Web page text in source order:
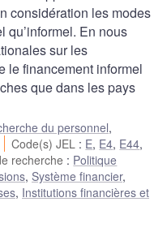
considération les modes
qu’informel. En nous
sur les
le financement informel
que dans les pays
du personnel,
Code(s) JEL : E, E4, E44,
recherche : Politique
, Système financier,
, Institutions financières et